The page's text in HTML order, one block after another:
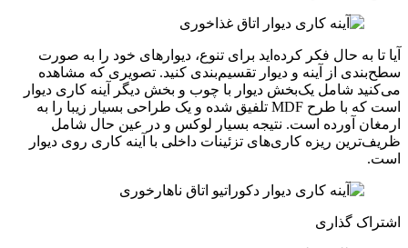
آیا تا به حال فکر کرده‌اید برای تنوع، دیوار‌‌های خود را به صورت
سطح‌بندی از آینه و دیوار تقسیم‌بندی کنید. تصویری که مشاهده
می‌کنید شامل یک‌بخش دیوار با چوب و ‌بخش دیگر آینه کاری دیوار
است که با طرح MDF تلفیق شده و یک طراحی بسیار زیبا را به
ارمغان آورده است. نتیجه بسیار لوکس و در عین حال شامل
ظریف‌ترین ریزه کاری‌‌های تزئینات داخلی با آینه کاری روی دیوار
است.
اشتراک گذاری